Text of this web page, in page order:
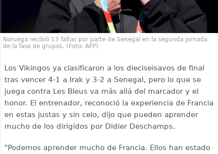
Noruega recibió 13 faltas por parte de Senegal en la segunda jornada
de la fase de grupos. (Foto: AFP)
Los Vikingos ya clasificaron a los dieciseisavos de final
tras vencer 4-1 a Irak y 3-2 a Senegal, pero lo que se
juega contra Les Bleus va más allá del marcador y el
honor. El entrenador, reconoció la experiencia de Francia
en estas justas y sin celo, dijo que pueden aprender
mucho de los dirigidos por Didier Deschamps.
"Podemos aprender mucho de Francia. Ellos han estado